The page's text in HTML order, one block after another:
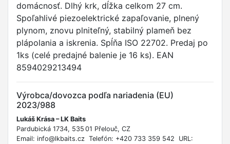
domácnosť. Dlhý krk, dĺžka celkom 27 cm.
Spoľahlivé piezoelektrické zapaľovanie, plnený
plynom, znovu plniteľný, stabilný plameň bez
plápolania a iskrenia. Spĺňa ISO 22702. Predaj po
1ks (celé predajné balenie je 16 ks). EAN
8594029213494
Výrobca/dovozca podľa nariadenia (EU)
2023/988
Lukáš Krása – LK Baits
Pardubická 1734, 535 01 Přelouč, CZ
Email: info@lkbaits.cz Telefón: +420 733 359 542 URL: